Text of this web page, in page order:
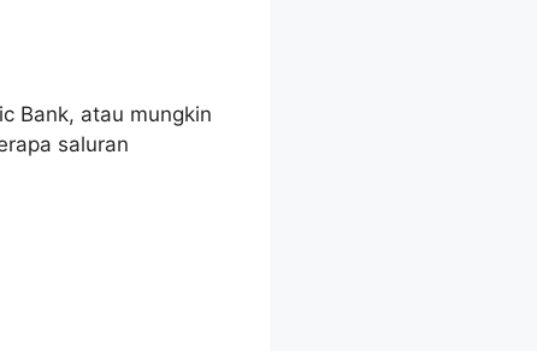
Bank, atau mungkin
saluran